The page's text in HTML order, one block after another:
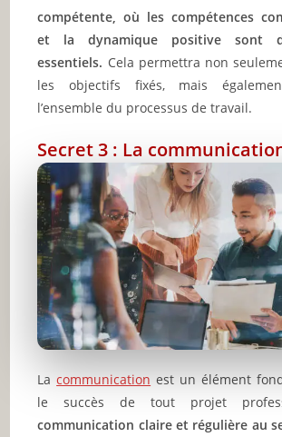
compétente, où les compétences
et la dynamique positive sont
essentiels. Cela permettra non
les objectifs fixés, mais
l’ensemble du processus de travail.
Secret 3 : La
Lacommunication est un élément
le succès de tout projet
communication claire et régulière au